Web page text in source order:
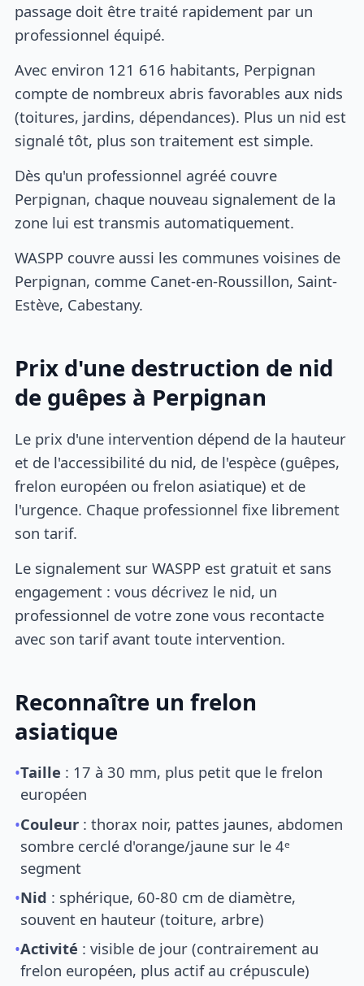
passage doit être traité rapidement par un
professionnel équipé.
Avec environ 121 616 habitants, Perpignan
compte de nombreux abris favorables aux nids
(toitures, jardins, dépendances). Plus un nid est
signalé tôt, plus son traitement est simple.
Dès qu'un professionnel agréé couvre
Perpignan, chaque nouveau signalement de la
zone lui est transmis automatiquement.
WASPP couvre aussi les communes voisines de
Perpignan, comme Canet-en-Roussillon, Saint-
Estève, Cabestany.
Prix d'une destruction de nid
de guêpes à Perpignan
Le prix d'une intervention dépend de la hauteur
et de l'accessibilité du nid, de l'espèce (guêpes,
frelon européen ou frelon asiatique) et de
l'urgence. Chaque professionnel fixe librement
son tarif.
Le signalement sur WASPP est gratuit et sans
engagement : vous décrivez le nid, un
professionnel de votre zone vous recontacte
avec son tarif avant toute intervention.
Reconnaître un frelon
asiatique
•Taille : 17 à 30 mm, plus petit que le frelon
européen
•Couleur : thorax noir, pattes jaunes, abdomen
sombre cerclé d'orange/jaune sur le 4ᵉ
segment
•Nid : sphérique, 60-80 cm de diamètre,
souvent en hauteur (toiture, arbre)
•Activité : visible de jour (contrairement au
frelon européen, plus actif au crépuscule)